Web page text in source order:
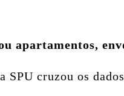
apartamentos,
SPU cruzou os